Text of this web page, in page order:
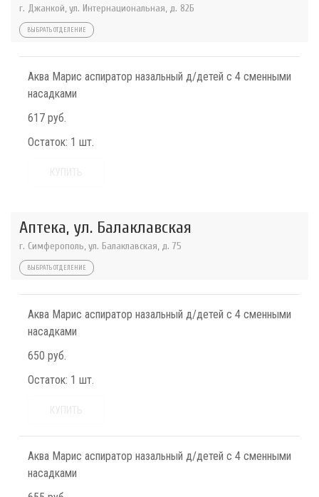
г. Джанкой, ул. Интернациональная, д. 82Б
ВЫБРАТЬ ОТДЕЛЕНИЕ
Аква Марис аспиратор назальный д/детей с 4 сменными
насадками
617 руб.
Остаток: 1 шт.
Аптека, ул. Балаклавская
г. Симферополь, ул. Балаклавская, д. 75
ВЫБРАТЬ ОТДЕЛЕНИЕ
Аква Марис аспиратор назальный д/детей с 4 сменными
насадками
650 руб.
Остаток: 1 шт.
Аква Марис аспиратор назальный д/детей с 4 сменными
насадками